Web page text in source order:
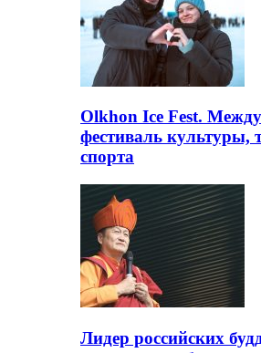
Olkhon Ice Fest.
фестиваль культуры,
спорта
Лидер российских